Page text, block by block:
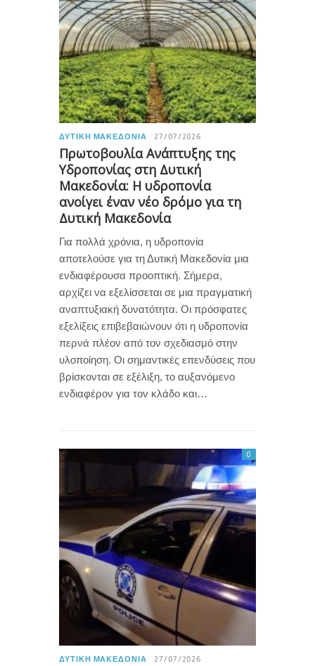
ΔΥΤΙΚΉ ΜΑΚΕΔΟΝΊΑ 27/07/2026
Πρωτοβουλία Ανάπτυξης της
Υδροπονίας στη Δυτική
Μακεδονία: Η υδροπονία
ανοίγει έναν νέο δρόμο για τη
Δυτική Μακεδονία
Για πολλά χρόνια, η υδροπονία
αποτελούσε για τη Δυτική Μακεδονία μια
ενδιαφέρουσα προοπτική. Σήμερα,
αρχίζει να εξελίσσεται σε μια πραγματική
αναπτυξιακή δυνατότητα. Οι πρόσφατες
εξελίξεις επιβεβαιώνουν ότι η υδροπονία
περνά πλέον από τον σχεδιασμό στην
υλοποίηση. Οι σημαντικές επενδύσεις που
βρίσκονται σε εξέλιξη, το αυξανόμενο
ενδιαφέρον για τον κλάδο και…
ΔΥΤΙΚΉ ΜΑΚΕΔΟΝΊΑ 27/07/2026
0